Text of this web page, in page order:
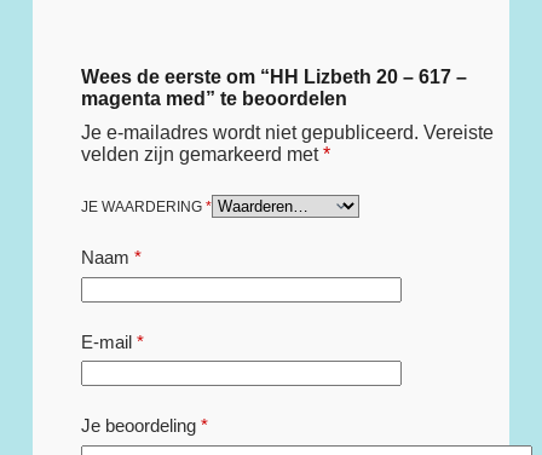
Wees de eerste om “HH Lizbeth 20 – 617 –
magenta med” te beoordelen
Je e-mailadres wordt niet gepubliceerd. Vereiste
velden zijn gemarkeerd met*
JE WAARDERING *
Naam *
E-mail*
Je beoordeling *